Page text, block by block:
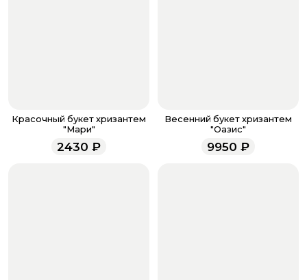
звоните по номеру телефона
8 (927) 936-71-86
напишите WhatsApp
+7 937 333-66-53. Наши
менеджеры работают ежедневно с 9.00 до 23.00 и
всегда рады проконсультировать вас.
Красочный букет хризантем
"Мари"
2430 ₽
Весенний букет хризантем
"Оазис"
9950 ₽